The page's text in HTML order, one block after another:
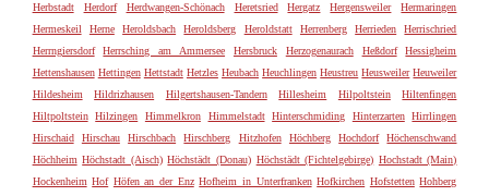
Herbstadt
Herdorf Herdwangen-Schönach Heretsried Hergatz Hergensweiler
Hermaringen
Hermeskeil
Herne Heroldsbach Heroldsberg Heroldstatt Herrenberg Herrieden
Herrischried
Herrngiersdorf
Herrsching am Ammersee Hersbruck Herzogenaurach Heßdorf
Hessigheim
Hettenshausen Hettingen Hettstadt Hetzles Heubach Heuchlingen Heustreu Heusweiler Heuweiler
Hildesheim
Hildrizhausen Hilgertshausen-Tandern Hillesheim Hilpoltstein
Hiltenfingen
Hiltpoltstein
Hilzingen Himmelkron Himmelstadt Hinterschmiding Hinterzarten
Hirrlingen
Hirschaid
Hirschau Hirschbach Hirschberg Hitzhofen Höchberg Hochdorf
Höchenschwand
Höchheim Höchstadt (Aisch) Höchstädt (Donau) Höchstädt (Fichtelgebirge) Hochstadt (Main)
Hockenheim Hof Höfen an der Enz Hofheim in Unterfranken Hofkirchen Hofstetten Hohberg